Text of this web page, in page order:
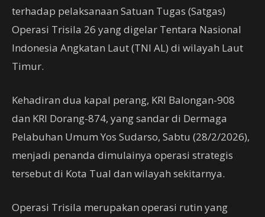
terhadap pelaksanaan Satuan Tugas (Satgas)
Operasi Trisila 26 yang digelar Tentara Nasional
Indonesia Angkatan Laut (TNI AL) di wilayah Laut
Timur.
Kehadiran dua kapal perang, KRI Balongan-908
dan KRI Dorang-874, yang sandar di Dermaga
Pelabuhan Umum Yos Sudarso, Sabtu (28/2/2026),
menjadi penanda dimulainya operasi strategis
tersebut di Kota Tual dan wilayah sekitarnya.
Operasi Trisila merupakan operasi rutin yang